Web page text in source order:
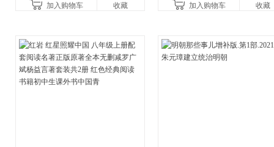
加入购物车 收藏 教辅资料加入购物车 收藏